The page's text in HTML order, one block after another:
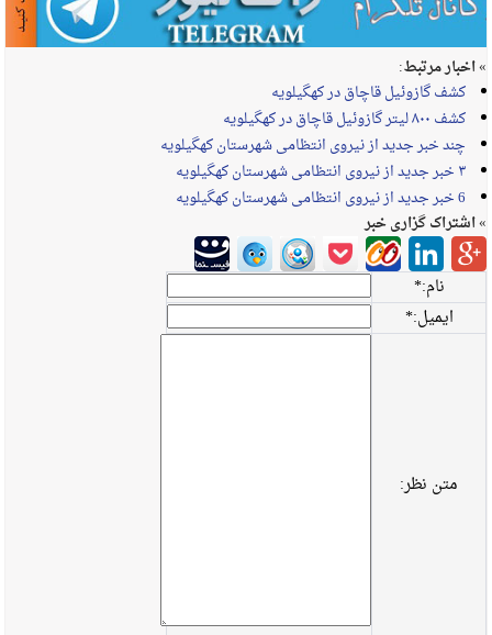
» اخبار مرتبط:
کشف گازوئیل قاچاق در کهگیلویه
کشف ۸۰۰ لیتر گازوئیل قاچاق در کهگیلویه
چند خبر جدید از نیروی انتظامی شهرستان کهگیلویه
۳ خبر جدید از نیروی انتظامی شهرستان کهگیلویه
6 خبر جدید از نیروی انتظامی شهرستان کهگیلویه
» اشتراک گزاری خبر
نام:*
ایمیل:*
متن نظر: